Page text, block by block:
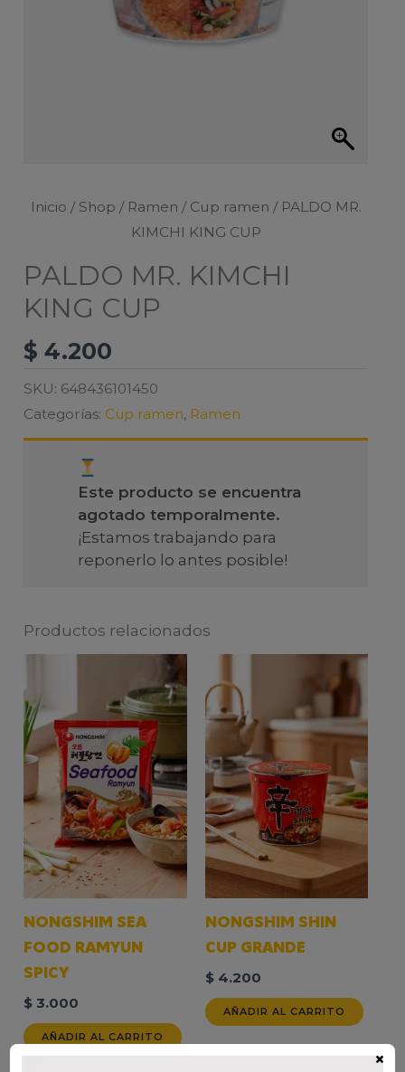
Inicio / Shop / Ramen / Cup ramen / PALDO MR.
KIMCHI KING CUP
PALDO MR. KIMCHI
KING CUP
$ 4.200
SKU: 648436101450
Categorías: Cup ramen, Ramen
Este producto se encuentra
agotado temporalmente.
¡Estamos trabajando para
reponerlo lo antes posible!
Productos relacionados
NONGSHIM SEA
FOOD RAMYUN
SPICY
$ 3.000
AÑADIR AL CARRITO
NONGSHIM SHIN
CUP GRANDE
$4.200
AÑADIR AL CARRITO
×